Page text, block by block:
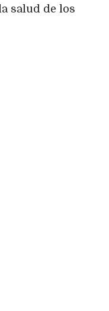
salud de los